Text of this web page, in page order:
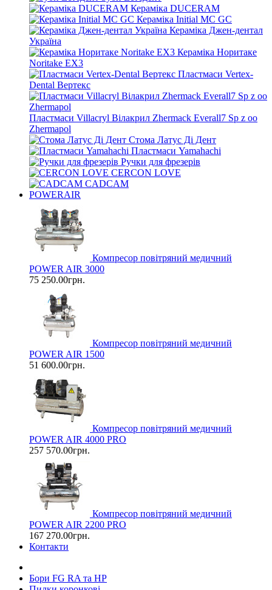
Кераміка DUCERAM
Кераміка Initial MC GC
Кераміка Джен-дентал
Україна
Кераміка Норитаке
Noritake EX3
Пластмаси Vertex-
Dental Вертекс
Пластмаси Villacryl Вілакрил Zhermack Everall7 Sp z oo
Zhermapol
Стома Латус Ді Дент
Пластмаси Yamahachi
Ручки для фрезерів
CERCON LOVE
CADCAM
POWERAIR
Компресор повітряний медичний
POWER AIR 3000
75 250.00грн.
Компресор повітряний медичний
POWER AIR 1500
51 600.00грн.
Компресор повітряний медичний
POWER AIR 4000 PRO
257 570.00грн.
Компресор повітряний медичний
POWER AIR 2200 PRO
167 270.00грн.
Контакти
Бори FG RA та HP